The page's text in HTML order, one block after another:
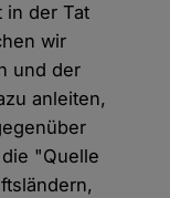
in der Tat
wir
und der
anleiten,
"Quelle